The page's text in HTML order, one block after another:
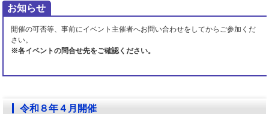
お知らせ
開催の可否等、事前にイベント主催者へお問い合わせをしてからご参加くだ
さい。
※各イベントの問合せ先をご確認ください。
令和８年４月開催